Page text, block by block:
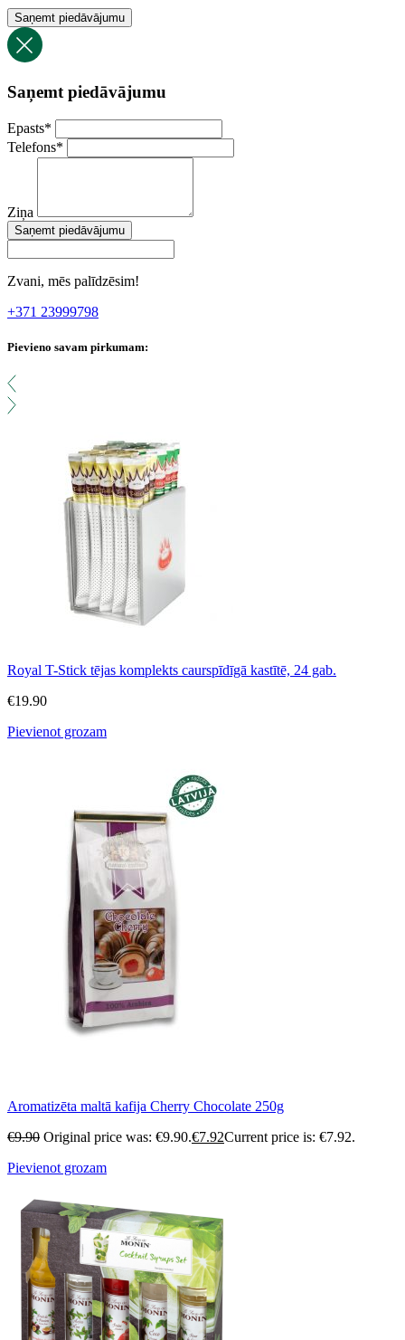
Saņemt piedāvājumu
Saņemt piedāvājumu
Epasts*
Telefons*
Ziņa
Saņemt piedāvājumu
Zvani, mēs palīdzēsim!
+371 23999798
Pievieno savam pirkumam:
Royal T-Stick tējas komplekts caurspīdīgā kastītē, 24 gab.
€19.90
Pievienot grozam
Aromatizēta maltā kafija Cherry Chocolate 250g
€9.90 Original price was: €9.90.€7.92Current price is: €7.92.
Pievienot grozam